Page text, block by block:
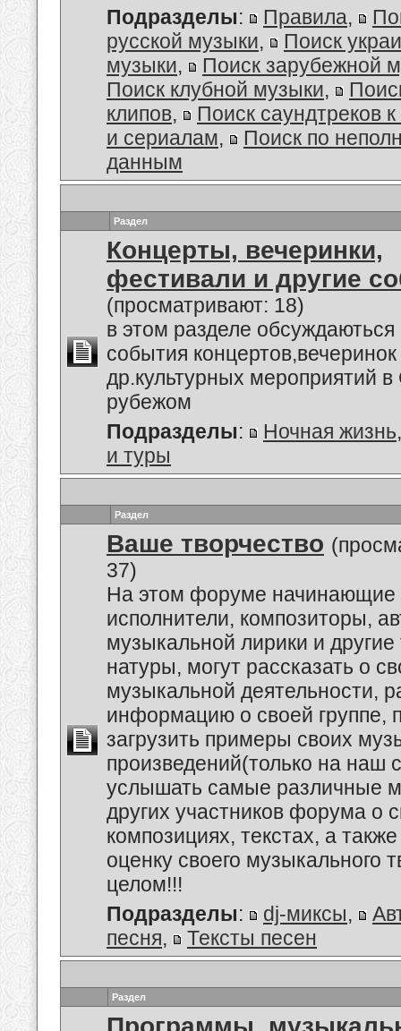
Подразделы: Правила,
русской музыки,
Поиск
музыки,
Поиск зарубежной
Поиск клубной музыки,
клипов,
Поиск саундтреков
и сериалам,
Поиск по
данным
Раздел
Концерты, вечеринки,
фестивали и другие
(просматривают: 18)
в этом разделе
события
др.культурных мероприятий
рубежом
Подразделы: Ночная жизнь
и туры
Раздел
Ваше творчество
37)
На этом форуме начинающие
исполнители, композиторы,
музыкальной лирики и другие
натуры, могут рассказать о
музыкальной деятельности,
информацию о своей группе,
загрузить примеры своих
произведений(только на наш
услышать самые различные
других участников форума о
композициях, текстах, а
оценку своего музыкального
целом!!!
Подразделы: dj-миксы,
песня, Тексты песен
Раздел